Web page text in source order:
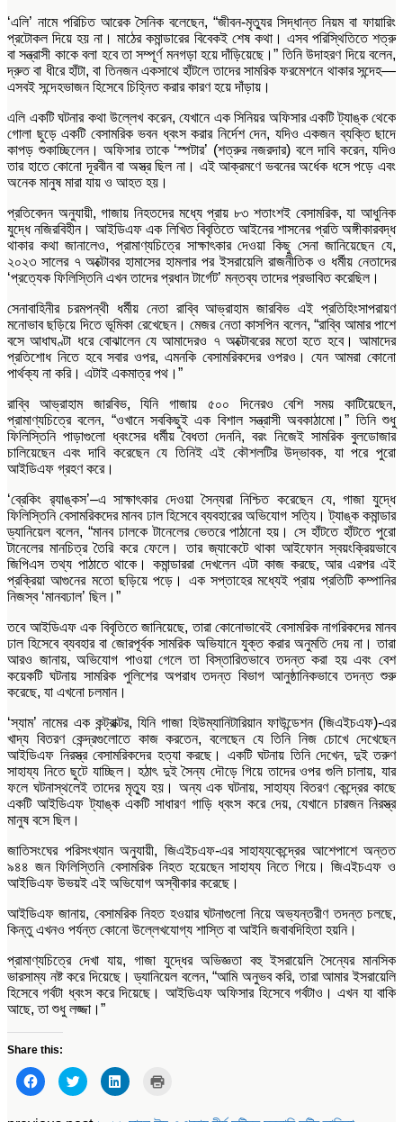
‘এলি’ নামে পরিচিত আরেক সৈনিক বলেছেন, “জীবন-মৃত্যুর সিদ্ধান্ত নিয়ম বা ফায়ারিং
প্রটোকল দিয়ে হয় না। মাঠের কমান্ডারের বিবেকই শেষ কথা। এসব পরিস্থিতিতে শত্রু
বা সন্ত্রাসী কাকে বলা হবে তা সম্পূর্ণ মনগড়া হয়ে দাঁড়িয়েছে।” তিনি উদাহরণ দিয়ে বলেন,
দ্রুত বা ধীরে হাঁটা, বা তিনজন একসাথে হাঁটলে তাদের সামরিক ফরমেশনে থাকার সন্দেহ—
এসবই সন্দেহভাজন হিসেবে চিহ্নিত করার কারণ হয়ে দাঁড়ায়।
এলি একটি ঘটনার কথা উল্লেখ করেন, যেখানে এক সিনিয়র অফিসার একটি ট্যাঙ্ক থেকে
গোলা ছুড়ে একটি বেসামরিক ভবন ধ্বংস করার নির্দেশ দেন, যদিও একজন ব্যক্তি ছাদে
কাপড় শুকাচ্ছিলেন। অফিসার তাকে ‘স্পটার’ (শত্রুর নজরদার) বলে দাবি করেন, যদিও
তার হাতে কোনো দূরবীন বা অস্ত্র ছিল না। এই আক্রমণে ভবনের অর্ধেক ধসে পড়ে এবং
অনেক মানুষ মারা যায় ও আহত হয়।
প্রতিবেদন অনুযায়ী, গাজায় নিহতদের মধ্যে প্রায় ৮৩ শতাংশই বেসামরিক, যা আধুনিক
যুদ্ধে নজিরবিহীন। আইডিএফ এক লিখিত বিবৃতিতে আইনের শাসনের প্রতি অঙ্গীকারবদ্ধ
থাকার কথা জানালেও, প্রামাণ্যচিত্রে সাক্ষাৎকার দেওয়া কিছু সেনা জানিয়েছেন যে,
২০২৩ সালের ৭ অক্টোবর হামাসের হামলার পর ইসরায়েলি রাজনীতিক ও ধর্মীয় নেতাদের
‘প্রত্যেক ফিলিস্তিনি এখন তাদের প্রধান টার্গেট’ মন্তব্য তাদের প্রভাবিত করেছিল।
সেনাবাহিনীর চরমপন্থী ধর্মীয় নেতা রাব্বি আভ্রাহাম জারবিভ এই প্রতিহিংসাপরায়ণ
মনোভাব ছড়িয়ে দিতে ভূমিকা রেখেছেন। মেজর নেতা কাসপিন বলেন, “রাব্বি আমার পাশে
বসে আধাঘণ্টা ধরে বোঝালেন যে আমাদেরও ৭ অক্টোবরের মতো হতে হবে। আমাদের
প্রতিশোধ নিতে হবে সবার ওপর, এমনকি বেসামরিকদের ওপরও। যেন আমরা কোনো
পার্থক্য না করি। এটাই একমাত্র পথ।”
রাব্বি আভ্রাহাম জারবিভ, যিনি গাজায় ৫০০ দিনেরও বেশি সময় কাটিয়েছেন,
প্রামাণ্যচিত্রে বলেন, “ওখানে সবকিছুই এক বিশাল সন্ত্রাসী অবকাঠামো।” তিনি শুধু
ফিলিস্তিনি পাড়াগুলো ধ্বংসের ধর্মীয় বৈধতা দেননি, বরং নিজেই সামরিক বুলডোজার
চালিয়েছেন এবং দাবি করেছেন যে তিনিই এই কৌশলটির উদ্ভাবক, যা পরে পুরো
আইডিএফ গ্রহণ করে।
‘ব্রেকিং র‌্যাঙ্কস’–এ সাক্ষাৎকার দেওয়া সৈন্যরা নিশ্চিত করেছেন যে, গাজা যুদ্ধে
ফিলিস্তিনি বেসামরিকদের মানব ঢাল হিসেবে ব্যবহারের অভিযোগ সত্যি। ট্যাঙ্ক কমান্ডার
ড্যানিয়েল বলেন, “মানব ঢালকে টানেলের ভেতরে পাঠানো হয়। সে হাঁটতে হাঁটতে পুরো
টানেলের মানচিত্র তৈরি করে ফেলে। তার জ্যাকেটে থাকা আইফোন স্বয়ংক্রিয়ভাবে
জিপিএস তথ্য পাঠাতে থাকে। কমান্ডাররা দেখলেন এটা কাজ করছে, আর এরপর এই
প্রক্রিয়া আগুনের মতো ছড়িয়ে পড়ে। এক সপ্তাহের মধ্যেই প্রায় প্রতিটি কম্পানির
নিজস্ব ‘মানবঢাল’ ছিল।”
তবে আইডিএফ এক বিবৃতিতে জানিয়েছে, তারা কোনোভাবেই বেসামরিক নাগরিকদের মানব
ঢাল হিসেবে ব্যবহার বা জোরপূর্বক সামরিক অভিযানে যুক্ত করার অনুমতি দেয় না। তারা
আরও জানায়, অভিযোগ পাওয়া গেলে তা বিস্তারিতভাবে তদন্ত করা হয় এবং বেশ
কয়েকটি ঘটনায় সামরিক পুলিশের অপরাধ তদন্ত বিভাগ আনুষ্ঠানিকভাবে তদন্ত শুরু
করেছে, যা এখনো চলমান।
‘স্যাম’ নামের এক কন্ট্রাক্টর, যিনি গাজা হিউম্যানিটারিয়ান ফাউন্ডেশন (জিএইচএফ)-এর
খাদ্য বিতরণ কেন্দ্রগুলোতে কাজ করতেন, বলেছেন যে তিনি নিজ চোখে দেখেছেন
আইডিএফ নিরস্ত্র বেসামরিকদের হত্যা করছে। একটি ঘটনায় তিনি দেখেন, দুই তরুণ
সাহায্য নিতে ছুটে যাচ্ছিল। হঠাৎ দুই সৈন্য দৌড়ে গিয়ে তাদের ওপর গুলি চালায়, যার
ফলে ঘটনাস্থলেই তাদের মৃত্যু হয়। অন্য এক ঘটনায়, সাহায্য বিতরণ কেন্দ্রের কাছে
একটি আইডিএফ ট্যাঙ্ক একটি সাধারণ গাড়ি ধ্বংস করে দেয়, যেখানে চারজন নিরস্ত্র
মানুষ বসে ছিল।
জাতিসংঘের পরিসংখ্যান অনুযায়ী, জিএইচএফ-এর সাহায্যকেন্দ্রের আশেপাশে অন্তত
৯৪৪ জন ফিলিস্তিনি বেসামরিক নিহত হয়েছেন সাহায্য নিতে গিয়ে। জিএইচএফ ও
আইডিএফ উভয়ই এই অভিযোগ অস্বীকার করেছে।
আইডিএফ জানায়, বেসামরিক নিহত হওয়ার ঘটনাগুলো নিয়ে অভ্যন্তরীণ তদন্ত চলছে,
কিন্তু এখনও পর্যন্ত কোনো উল্লেখযোগ্য শাস্তি বা আইনি জবাবদিহিতা হয়নি।
প্রামাণ্যচিত্রে দেখা যায়, গাজা যুদ্ধের অভিজ্ঞতা বহু ইসরায়েলি সৈন্যের মানসিক
ভারসাম্য নষ্ট করে দিয়েছে। ড্যানিয়েল বলেন, “আমি অনুভব করি, তারা আমার ইসরায়েলি
হিসেবে গর্বটা ধ্বংস করে দিয়েছে। আইডিএফ অফিসার হিসেবে গর্বটাও। এখন যা বাকি
আছে, তা শুধু লজ্জা।”
Share this:
Click
to
share
Click
to
share
Click
to